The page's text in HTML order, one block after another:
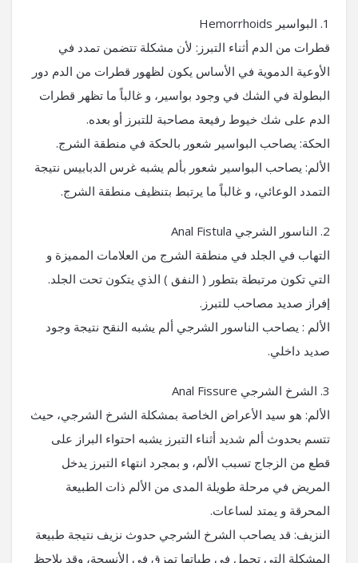
1. البواسير Hemorrhoids
قطرات من الدم أثناء التبرز: لأن مشكلة تتضمن تمدد في
الأوعية الدموية في الأساس يكون لظهور قطرات من الدم دور
البطولة في الشك في وجود بواسير، و غالباً ما تظهر قطرات
الدم على شك خيوط رفيعة مصاحبة للتبرز أو بعده.
الحكة: يصاحب البواسير شعور بالحكة في منطقة الشرج.
الألم: يصاحب البواسير شعور بألم يشبه غرس الدبابيس نتيجة
التمدد الوعائي، و غالباً ما يرتبط بتنظيف منطقة الشرج.
2. الناسور الشرجي Anal Fistula
التهاب في الجلد في منطقة الشرج من العلامات المميزة و
التي تكون مرتبطة بتطور ( النفق ) الذي يتكون تحت الجلد.
إفراز صديد مصاحب للتبرز.
الألم : يصاحب الناسور الشرجي ألم يشبه النقح نتيجة وجود
صديد داخلي.
3. الشرخ الشرجي Anal Fissure
الألم: هو سيد الأعراض الخاصة بمشكلة الشرخ الشرجي، حيث
تتسم بحدوث ألم شديد أثناء التبرز يشبه احتواء البراز على
قطع من الزجاج تسبب الألم، و بمجرد انتهاء التبرز يدخل
المريض في مرحلة طويلة المدى من الألم ذات الطبيعة
المحرقة و يمتد لساعات.
النزيف: قد يصاحب الشرخ الشرجي حدوث نزيف نتيجة طبيعة
المشكلة التي تحمل في طياتها تمزق في الأنسجة، وقد يلاحظ